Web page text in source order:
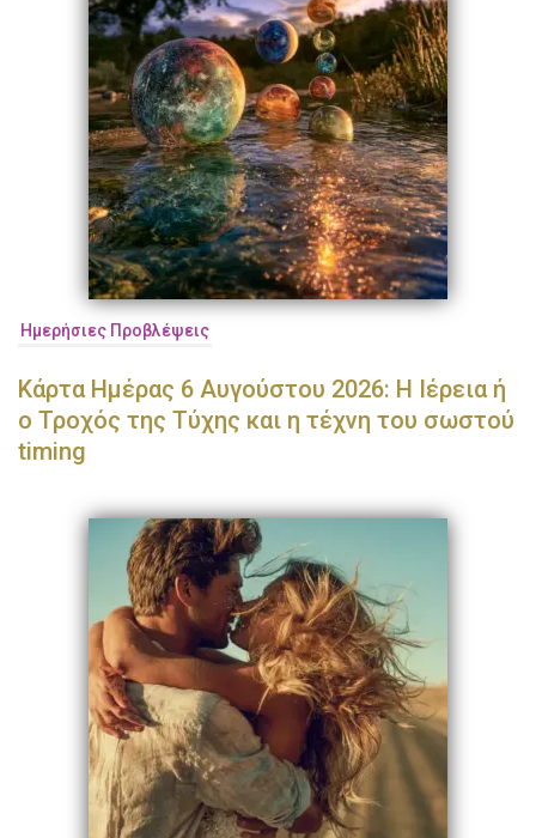
Ημερήσιες Προβλέψεις
Κάρτα Ημέρας 6 Αυγούστου 2026: Η Ιέρεια ή
ο Τροχός της Τύχης και η τέχνη του σωστού
timing